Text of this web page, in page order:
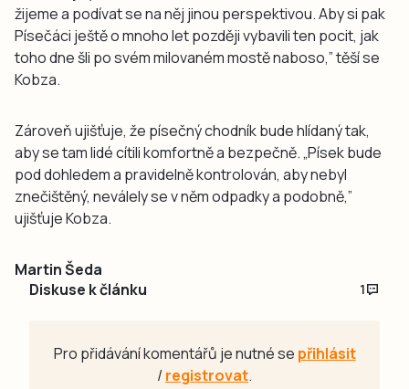
žijeme a podívat se na něj jinou perspektivou. Aby si pak
Písečáci ještě o mnoho let později vybavili ten pocit, jak
toho dne šli po svém milovaném mostě naboso,” těší se
Kobza.
Zároveň ujišťuje, že písečný chodník bude hlídaný tak,
aby se tam lidé cítili komfortně a bezpečně. „Písek bude
pod dohledem a pravidelně kontrolován, aby nebyl
znečištěný, neválely se v něm odpadky a podobně,”
ujišťuje Kobza.
Martin Šeda
Diskuse k článku
1
Pro přidávání komentářů je nutné se přihlásit
/registrovat.